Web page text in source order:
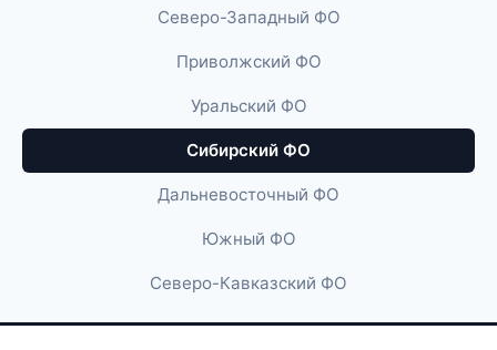
Северо-Западный ФО
Приволжский ФО
Уральский ФО
Сибирский ФО
Дальневосточный ФО
Южный ФО
Северо-Кавказский ФО